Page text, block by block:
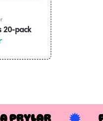
20-pack
PRYLAR